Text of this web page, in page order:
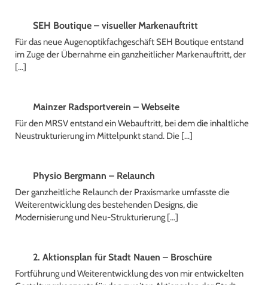
SEH Boutique – visueller Markenauftritt
Für das neue Augenoptikfachgeschäft SEH Boutique entstand
im Zuge der Übernahme ein ganzheitlicher Markenauftritt, der
[…]
Mainzer Radsportverein – Webseite
Für den MRSV entstand ein Webauftritt, bei dem die inhaltliche
Neustrukturierung im Mittelpunkt stand. Die […]
Physio Bergmann – Relaunch
Der ganzheitliche Relaunch der Praxismarke umfasste die
Weiterentwicklung des bestehenden Designs, die
Modernisierung und Neu-Strukturierung […]
2. Aktionsplan für Stadt Nauen – Broschüre
Fortführung und Weiterentwicklung des von mir entwickelten